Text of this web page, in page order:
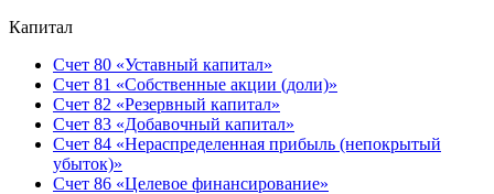
Капитал
Счет 80 «Уставный капитал»
Счет 81 «Собственные акции (доли)»
Счет 82 «Резервный капитал»
Счет 83 «Добавочный капитал»
Счет 84 «Нераспределенная прибыль (непокрытый
убыток)»
Счет 86 «Целевое финансирование»